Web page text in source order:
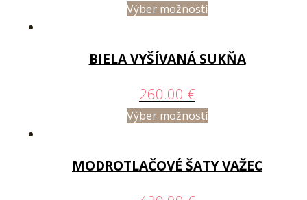
Výber možností
BIELA VYŠÍVANÁ SUKŇA
260.00 €
Výber možností
MODROTLAČOVÉ ŠATY VAŽEC